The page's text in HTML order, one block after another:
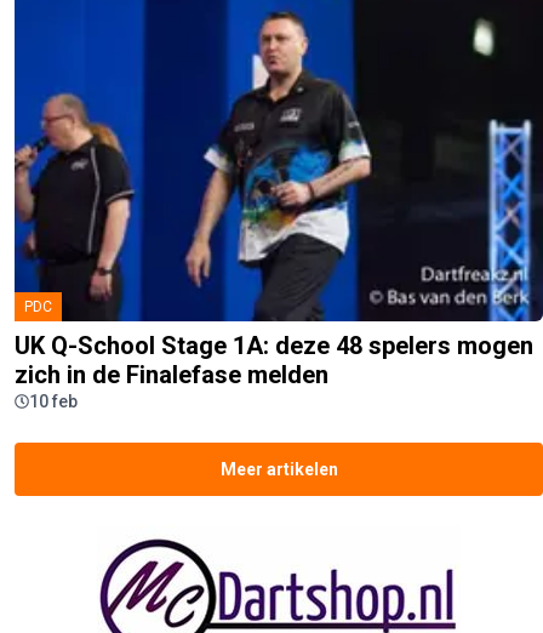
PDC
UK Q-School Stage 1A: deze 48 spelers mogen
zich in de Finalefase melden
10 feb
Meer artikelen